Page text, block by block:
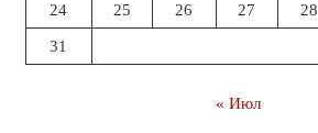
24 25 26 27 28
31
« Июл